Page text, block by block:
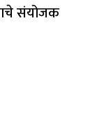
संयोजक